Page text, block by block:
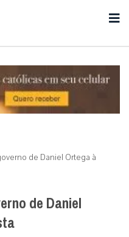
de Daniel Ortega à
de Daniel